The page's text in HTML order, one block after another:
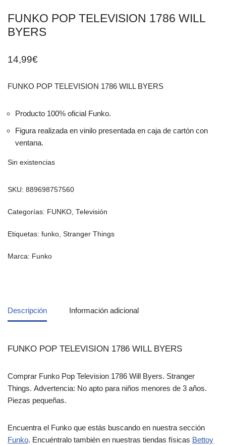
FUNKO POP TELEVISION 1786 WILL
BYERS
14,99€
FUNKO POP TELEVISION 1786 WILL BYERS
Producto 100% oficial Funko.
Figura realizada en vinilo presentada en caja de cartón con
ventana.
Sin existencias
SKU: 889698757560
Categorías: FUNKO, Televisión
Etiquetas: funko, Stranger Things
Marca: Funko
Descripción Información adicional
FUNKO POP TELEVISION 1786 WILL BYERS
Comprar Funko Pop Television 1786 Will Byers. Stranger
Things. Advertencia: No apto para niños menores de 3 años.
Piezas pequeñas.
Encuentra el Funko que estás buscando en nuestra sección
Funko. Encuéntralo también en nuestras tiendas físicas Bettoy